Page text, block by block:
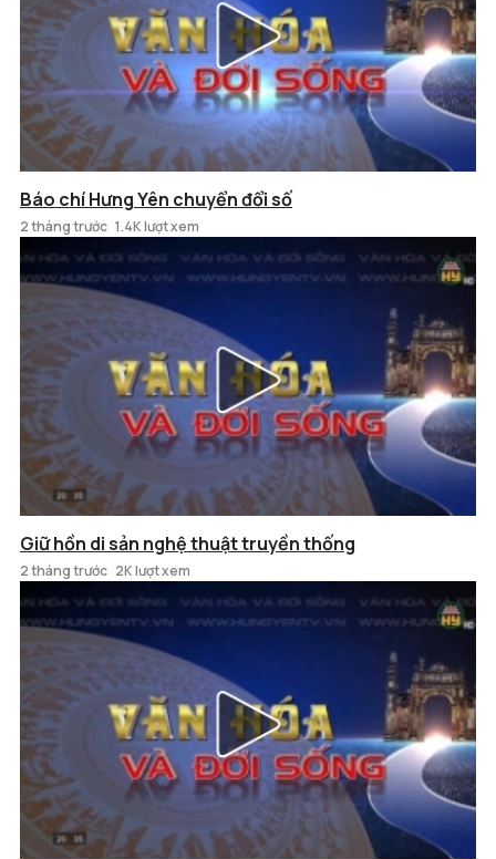
Báo chí Hưng Yên chuyển đổi số
2 tháng trước 1.4K lượt xem
Giữ hồn di sản nghệ thuật truyền thống
2 tháng trước 2K lượt xem